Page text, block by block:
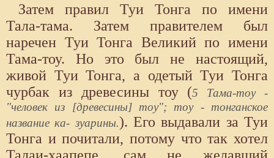
Затем правил Туи Тонга по имени
Тала-тама. Затем правителем был
наречен Туи Тонга Великий по имени
Тама-тоу. Но это был не настоящий,
живой Туи Тонга, а одетый Туи Тонга
чурбак из древесины тоу (5 Тама-тоу -
"человек из [древесины] тоу"; тоу - тонганское
название ка- зуарины.). Его выдавали за Туи
Тонга и почитали, потому что так хотел
Талаи-хаапепе, сам не желавший